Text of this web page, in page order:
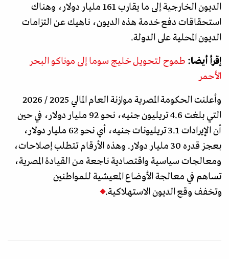
الديون الخارجية إلى ما يقارب 161 مليار دولار، وهناك
استحقاقات دفع خدمة هذه الديون، ناهيك عن التزامات
الديون المحلية على الدولة.
إقرأ أيضا: طموح لتحويل خليج سوما إلى موناكو البحر
الأحمر
وأعلنت الحكومة المصرية موازنة العام المالي 2025 / 2026
التي بلغت 4.6 تريليون جنيه، نحو 92 مليار دولار، في حين
أن الإيرادات 3.1 تريليونات جنيه، أي نحو 62 مليار دولار،
بعجز قدره 30 مليار دولار. وهذه الأرقام تتطلب إصلاحات،
ومعالجات سياسية واقتصادية ناجعة من القيادة المصرية،
تساهم في معالجة الأوضاع المعيشية للمواطنين
وتخفف وقع الديون الاستهلاكية.